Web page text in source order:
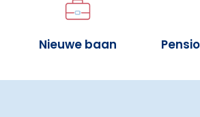
Nieuwe baan